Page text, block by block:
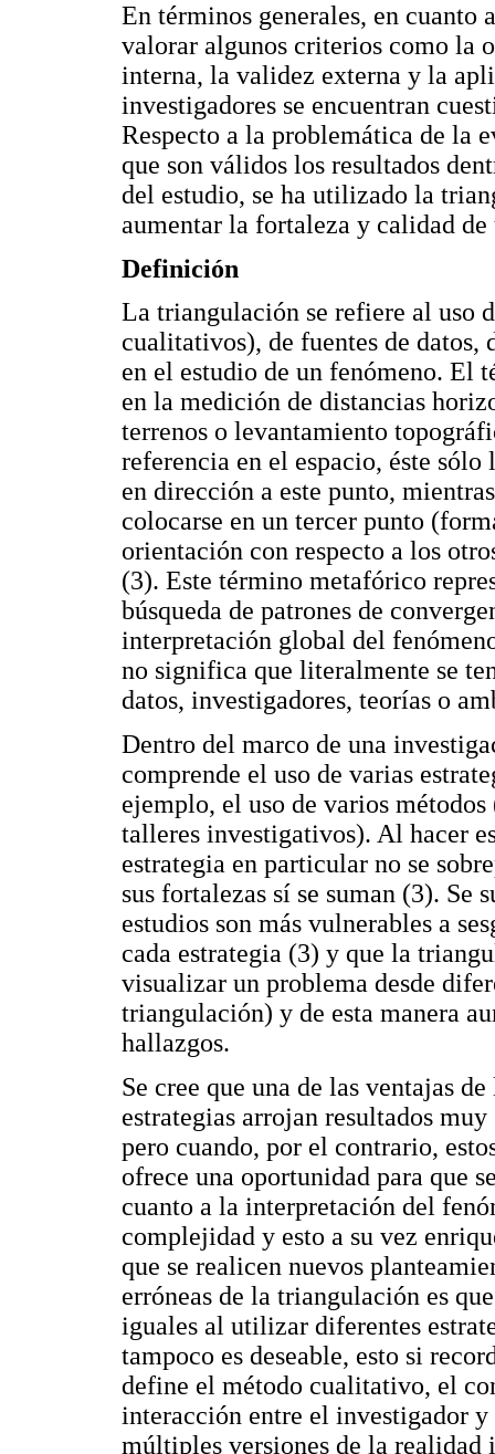
En términos generales, en
valorar algunos criterios como la
interna, la validez externa y la
investigadores se encuentran
Respecto a la problemática de la
que son válidos los resultados
del estudio, se ha utilizado la
aumentar la fortaleza y calidad
Definición
La triangulación se refiere al uso
cualitativos), de fuentes de datos,
en el estudio de un fenómeno. El
en la medición de distancias
terrenos o levantamiento
referencia en el espacio, éste
en dirección a este punto,
colocarse en un tercer punto
orientación con respecto a los
(3). Este término metafórico
búsqueda de patrones de
interpretación global del
no significa que literalmente se
datos, investigadores, teorías o
Dentro del marco de una
comprende el uso de varias
ejemplo, el uso de varios
talleres investigativos). Al hacer
estrategia en particular no se
sus fortalezas sí se suman (3). Se
estudios son más vulnerables a
cada estrategia (3) y que la
visualizar un problema desde
triangulación) y de esta manera
hallazgos.
Se cree que una de las ventajas
estrategias arrojan resultados
pero cuando, por el contrario,
ofrece una oportunidad para que
cuanto a la interpretación del
complejidad y esto a su vez
que se realicen nuevos
erróneas de la triangulación es
iguales al utilizar diferentes
tampoco es deseable, esto si
define el método cualitativo, el
interacción entre el investigador
múltiples versiones de la realidad